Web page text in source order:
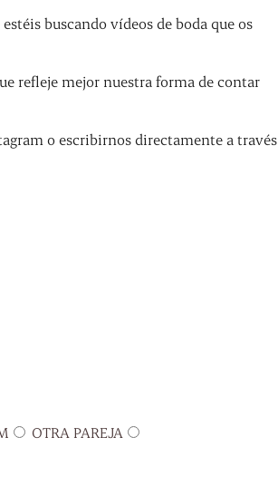
buscando vídeos de boda que os
refleje mejor nuestra forma de contar
o escribirnos directamente a través
OTRA PAREJA